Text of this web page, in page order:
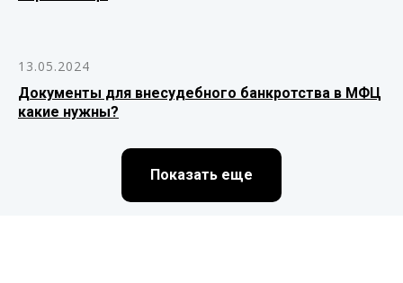
13.05.2024
Документы для внесудебного банкротства в МФЦ
какие нужны?
Показать еще